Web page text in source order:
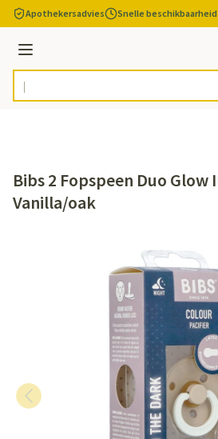
Ga naar de inhoud
Apothekersadvies Snelle beschikbaarheid
Menu
Product, merk, categorie...
Bibs 2 Fopspeen Duo Glow
Vanilla/oak